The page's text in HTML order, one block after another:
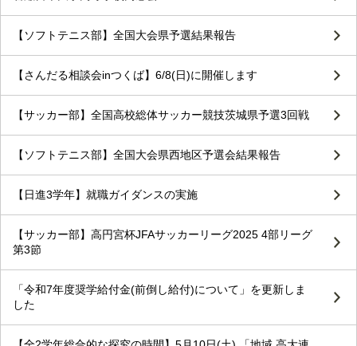
【ソフトテニス部】全国大会県予選結果報告
【さんだる相談会inつくば】6/8(日)に開催します
【サッカー部】全国高校総体サッカー競技茨城県予選3回戦
【ソフトテニス部】全国大会県西地区予選会結果報告
【日進3学年】就職ガイダンスの実施
【サッカー部】高円宮杯JFAサッカーリーグ2025 4部リーグ
第3節
「令和7年度奨学給付金(前倒し給付)について」を更新しま
した